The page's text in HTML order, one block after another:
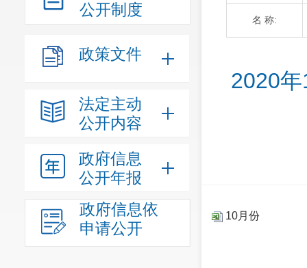
公开制度
政策文件
法定主动
公开内容
政府信息
公开年报
政府信息依
申请公开
名 称:
2020
10月份